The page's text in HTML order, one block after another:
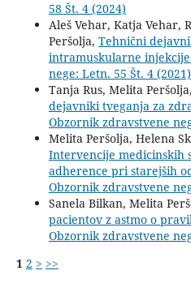
58 Št. 4 (2024)
Aleš Vehar, Katja Vehar,
Peršolja, Tehnični
intramuskularne injekcije
nege: Letn. 55 Št. 4 (2021)
Tanja Rus, Melita Peršolja,
dejavniki tveganja za
Obzornik zdravstvene
Melita Peršolja, Helena
Intervencije medicinskih
adherence pri starejših
Obzornik zdravstvene
Sanela Bilkan, Melita
pacientov z astmo o
Obzornik zdravstvene
1 2 > >>